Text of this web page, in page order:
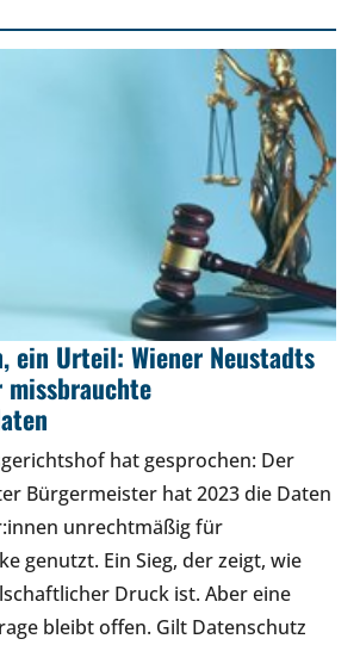
ein Urteil: Wiener Neustadts
hat gesprochen: Der
Bürgermeister hat 2023 die Daten
unrechtmäßig für
genutzt. Ein Sieg, der zeigt, wie
Druck ist. Aber eine
bleibt offen. Gilt Datenschutz